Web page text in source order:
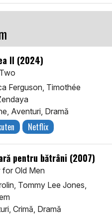
II (2024)
Ferguson, Timothée
Aventuri, Dramă
Netflix
pentru bătrâni (2007)
Old Men
Tommy Lee Jones,
Crimă, Dramă